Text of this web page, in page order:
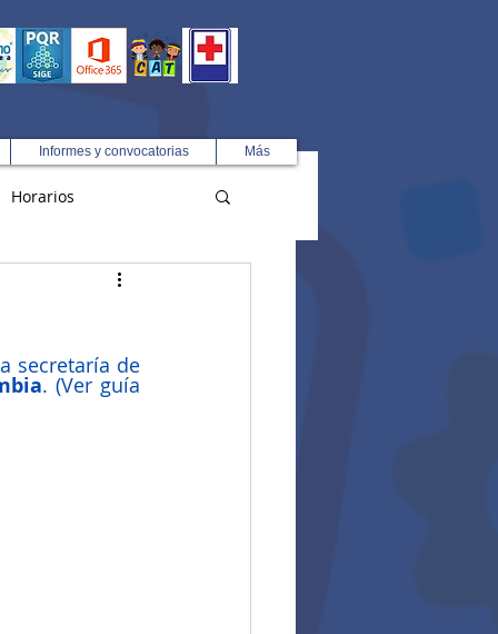
Informes y convocatorias Más
Horarios
secretaría de
. (Ver guía